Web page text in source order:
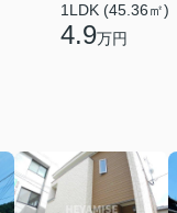
1LDK (45.36㎡)
4.9万円